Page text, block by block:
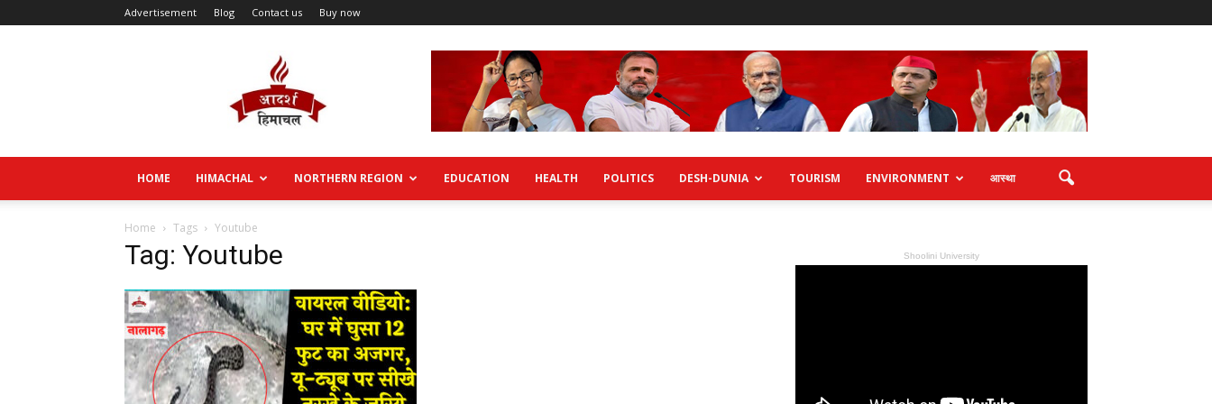
Advertisement Blog Contact us Buy now
HOME HIMACHAL NORTHERN REGION EDUCATION HEALTH POLITICS DESH-DUNIA TOURISM ENVIRONMENT आस्था
Home Tags Youtube
Tag: Youtube Shoolini University